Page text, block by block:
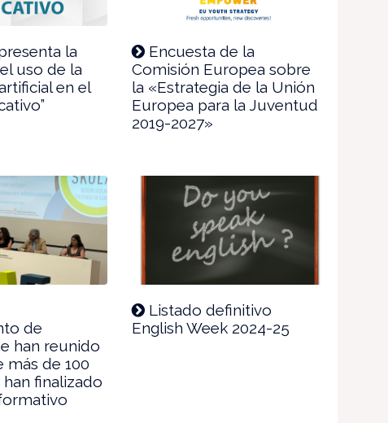
la
uso de la
en el
Encuesta de la
Comisión Europea sobre
la «Estrategia de la Unión
Europea para la Juventud
2019-2027»
de
han reunido
más de 100
finalizado
Listado definitivo
English Week 2024-25